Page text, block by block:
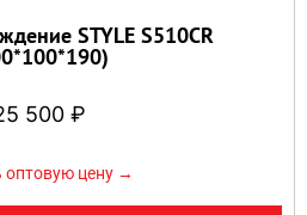
STYLE S510CR
500 ₽
оптовую цену →